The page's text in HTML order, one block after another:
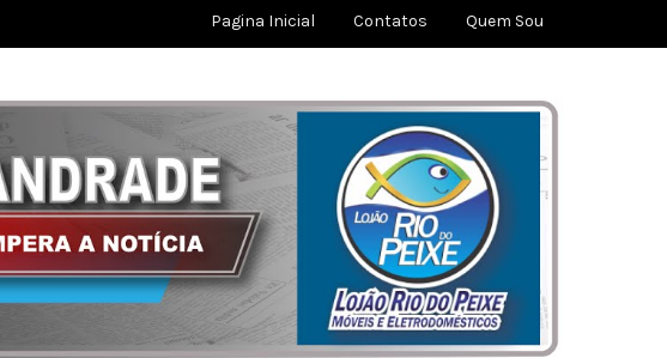
Pagina Inicial Contatos Quem Sou